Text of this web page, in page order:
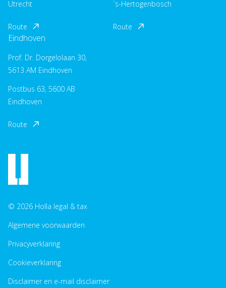
Utrecht
Route
´s-Hertogenbosch
Route
Eindhoven
Prof. Dr. Dorgelolaan 30,
5613 AM Eindhoven
Postbus 63, 5600 AB
Eindhoven
Route
© 2026 Holla legal & tax
Algemene voorwaarden
Privacyverklaring
Cookieverklaring
Disclaimer en e-mail disclaimer